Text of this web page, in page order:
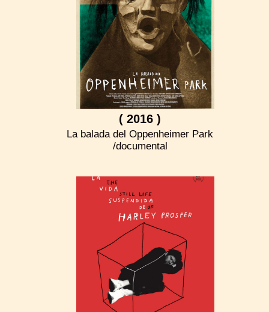
( 2016 )
La balada del Oppenheimer Park
/documental